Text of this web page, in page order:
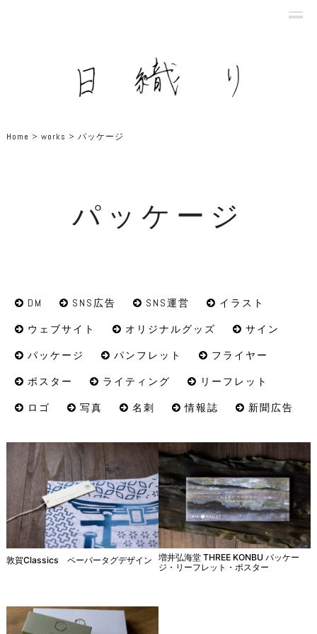
Home > works > パッケージ
パッケージ
DM SNS広告 SNS運営 イラスト
ウェブサイト オリジナルグッズ サイン
パッケージ パンフレット フライヤー
ポスター ライティング リーフレット
ロゴ 写真 名刺 情報誌 新聞広告
敦賀Classics ペーパータグデザイン
増井弘海堂 THREE KONBU パッケー
ジ・リーフレット・ポスター